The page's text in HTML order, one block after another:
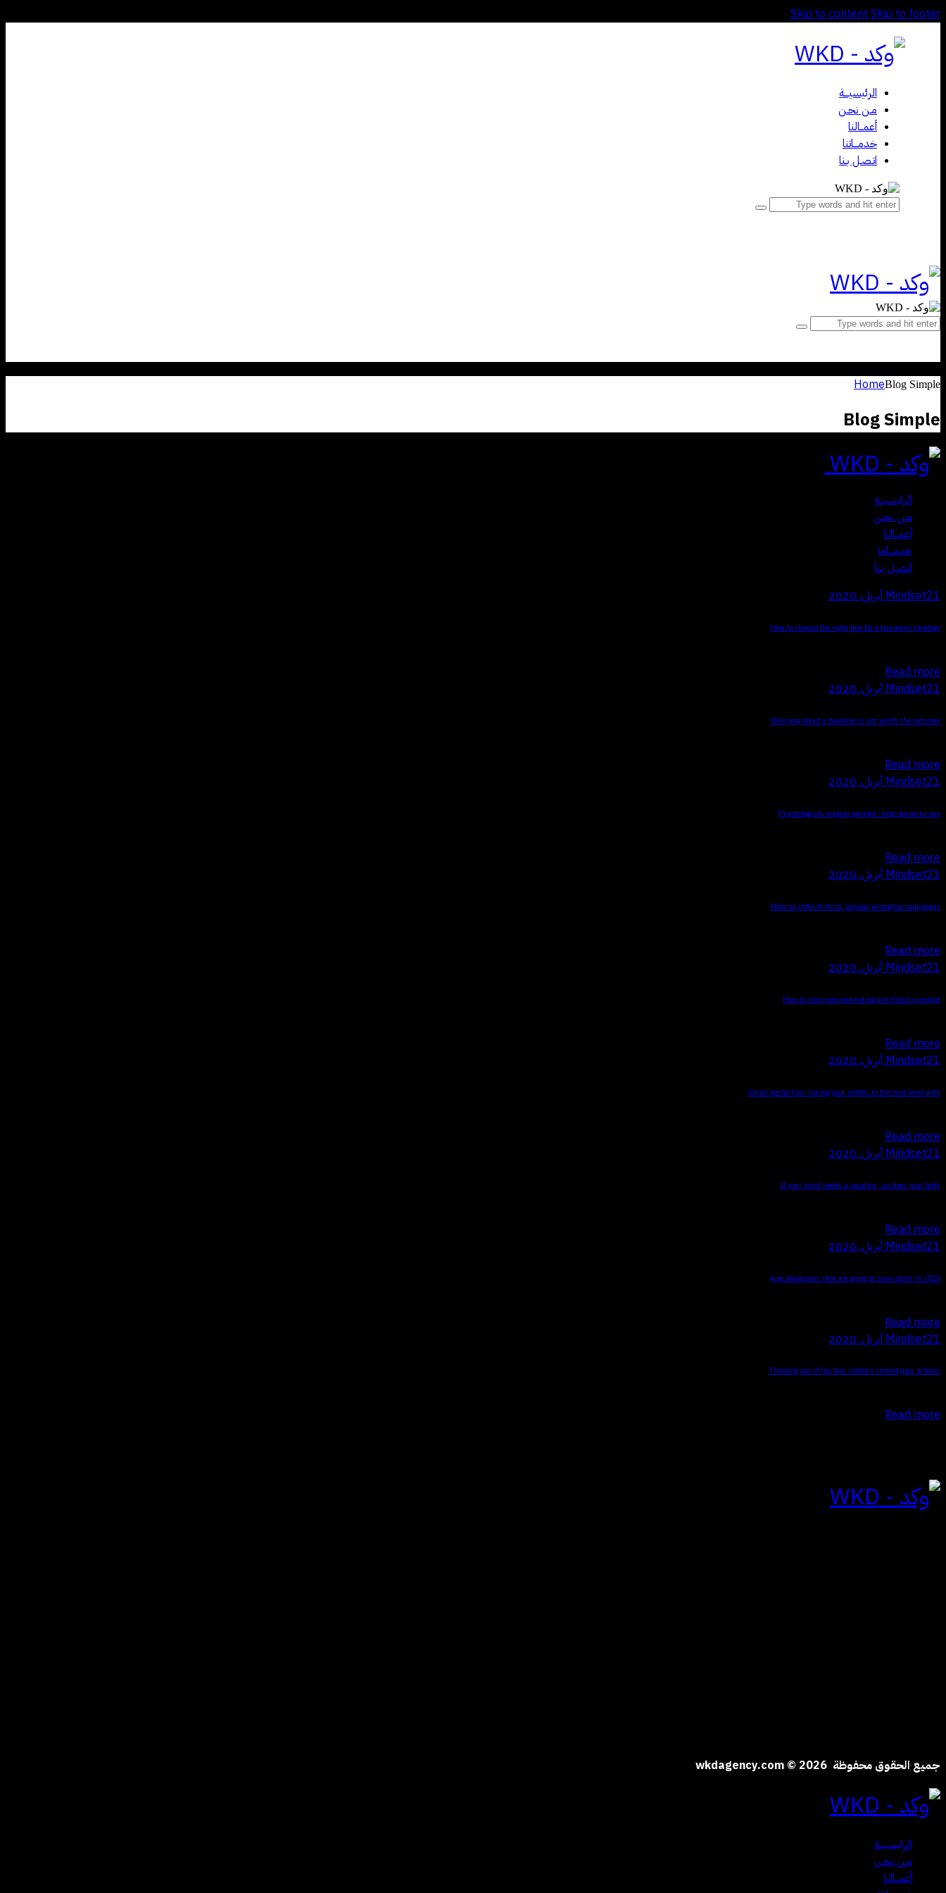
Skip to contentSkip to footer
الرئيسيـــة
مـن نحـن
أعمــالنا
خدمـــاتنا
اتـصـل بـنا
HomeBlog Simple
Blog Simple
الرئيسيـــة
مـن نحـن
أعمــالنا
خدمـــاتنا
اتـصـل بـنا
Mindset21 أبريل، 2020
How to choose the right line for a business strategy
Read more
Mindset21 أبريل، 2020
Worrying about a deadline is not worth the outcome
Read more
Mindset21 أبريل، 2020
Psychologists explain peoples’ wild desire to win
Read more
Mindset21 أبريل، 2020
Natural state of mind: popular ecological campaigns
Read more
Mindset21 أبريل، 2020
How to stop procrastinating and finish a project
Read more
Mindset21 أبريل، 2020
Social media tips: taking your selfies to the next level with
Read more
Mindset21 أبريل، 2020
If your mind needs a vacation, so does your body
Read more
Mindset21 أبريل، 2020
App developers that are going to slow down in 2020
Read more
Mindset21 أبريل، 2020
Thinking out of the box: modern stereotypes & fears
Read more
جميع الحقوق محفوظة wkdagency.com © 2026
الرئيسيـــة
مـن نحـن
أعمــالنا